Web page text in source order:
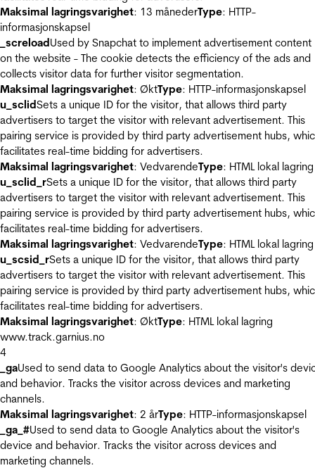
Maksimal lagringsvarighet: 13 månederType: HTTP-
informasjonskapsel
_screloadUsed by Snapchat to implement advertisement content
on the website - The cookie detects the efficiency of the ads and
collects visitor data for further visitor segmentation.
Maksimal lagringsvarighet: ØktType: HTTP-informasjonskapsel
u_sclidSets a unique ID for the visitor, that allows third party
advertisers to target the visitor with relevant advertisement. This
pairing service is provided by third party advertisement hubs,
facilitates real-time bidding for advertisers.
Maksimal lagringsvarighet: VedvarendeType: HTML lokal lagring
u_sclid_rSets a unique ID for the visitor, that allows third party
advertisers to target the visitor with relevant advertisement. This
pairing service is provided by third party advertisement hubs,
facilitates real-time bidding for advertisers.
Maksimal lagringsvarighet: VedvarendeType: HTML lokal lagring
u_scsid_rSets a unique ID for the visitor, that allows third party
advertisers to target the visitor with relevant advertisement. This
pairing service is provided by third party advertisement hubs,
facilitates real-time bidding for advertisers.
Maksimal lagringsvarighet: ØktType: HTML lokal lagring
www.track.garnius.no
4
_gaUsed to send data to Google Analytics about the visitor's
and behavior. Tracks the visitor across devices and marketing
channels.
Maksimal lagringsvarighet: 2 årType: HTTP-informasjonskapsel
_ga_#Used to send data to Google Analytics about the visitor's
device and behavior. Tracks the visitor across devices and
marketing channels.